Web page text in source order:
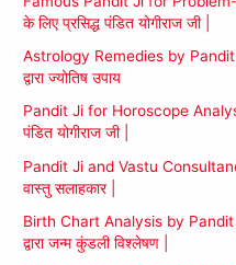
के लिए प्रसिद्ध पंडित योगीराज जी |
Astrology Remedies by Pandit
द्वारा ज्योतिष उपाय
Pandit Ji for Horoscope
पंडित योगीराज जी |
Pandit Ji and Vastu
वास्तु सलाहकार |
Birth Chart Analysis by Pandit
द्वारा जन्म कुंडली विश्लेषण |